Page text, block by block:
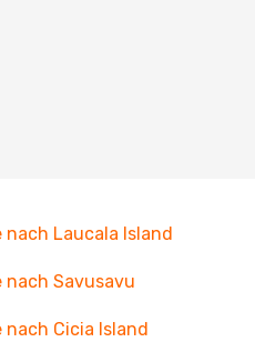
nach Laucala Island
nach Savusavu
nach Cicia Island